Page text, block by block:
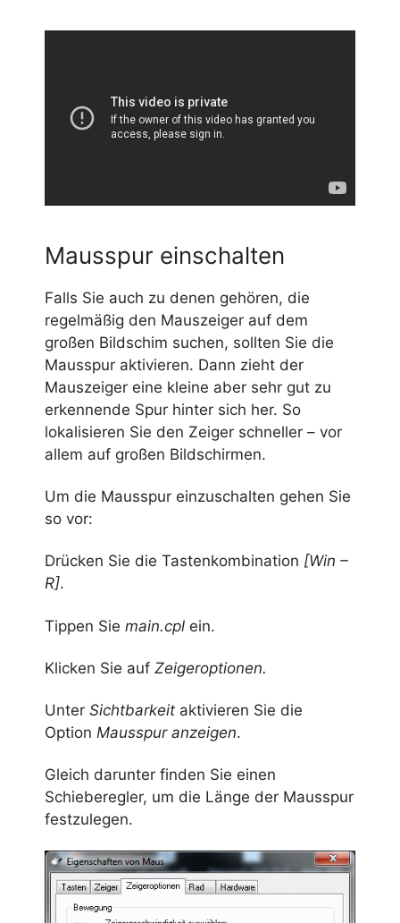
Mausspur einschalten
Falls Sie auch zu denen gehören, die
regelmäßig den Mauszeiger auf dem
großen Bildschim suchen, sollten Sie die
Mausspur aktivieren. Dann zieht der
Mauszeiger eine kleine aber sehr gut zu
erkennende Spur hinter sich her. So
lokalisieren Sie den Zeiger schneller – vor
allem auf großen Bildschirmen.
Um die Mausspur einzuschalten gehen Sie
so vor:
Drücken Sie die Tastenkombination [Win –
R].
Tippen Sie main.cpl ein.
Klicken Sie auf Zeigeroptionen.
Unter Sichtbarkeit aktivieren Sie die
Option Mausspur anzeigen.
Gleich darunter finden Sie einen
Schieberegler, um die Länge der Mausspur
festzulegen.